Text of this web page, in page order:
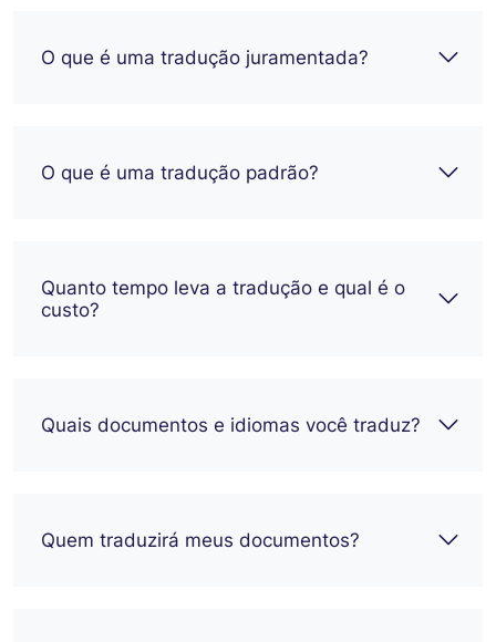
O que é uma tradução juramentada?
O que é uma tradução padrão?
Quanto tempo leva a tradução e qual é o
custo?
Quais documentos e idiomas você traduz?
Quem traduzirá meus documentos?